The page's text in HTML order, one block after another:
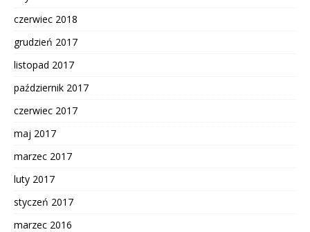
czerwiec 2018
grudzień 2017
listopad 2017
październik 2017
czerwiec 2017
maj 2017
marzec 2017
luty 2017
styczeń 2017
marzec 2016